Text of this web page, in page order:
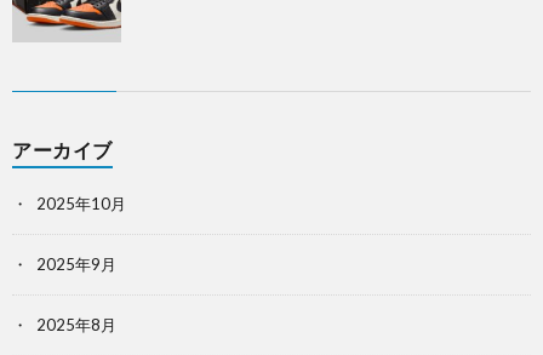
アーカイブ
2025年10月
2025年9月
2025年8月